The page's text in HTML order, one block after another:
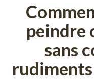
peindre
sans